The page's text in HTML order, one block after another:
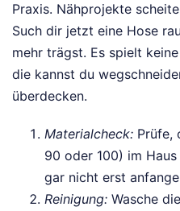
Praxis. Nähprojekte
Such dir jetzt eine Hose
mehr trägst. Es spielt
die kannst du
überdecken.
Materialcheck: Prüfe,
90 oder 100) im
gar nicht erst
Reinigung: Wasche